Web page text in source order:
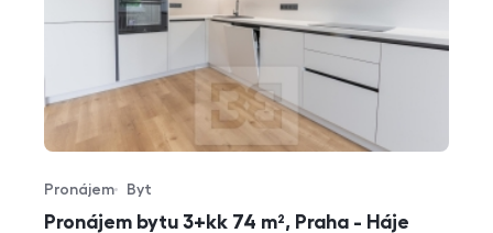
Pronájem bytu 3+kk 74 m², Praha - Háje
Typ nabídky
Pronájem
Typ nemovitosti
Byt